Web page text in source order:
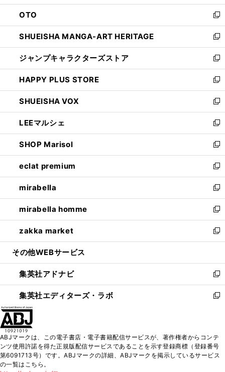
ウ
で
開
く
ン
ド
ウ
で
開
く
OTO
新
し
い
ウ
ィ
ン
ド
ウ
で
開
く
SHUEISHA MANGA-ART HERITAGE
新
し
い
ウ
ィ
ン
ド
ウ
で
開
く
ジャンプキャラクターズストア
新
し
い
ウ
ィ
ン
ド
ウ
で
開
く
HAPPY PLUS STORE
新
し
い
ウ
ィ
ン
ド
ウ
で
開
く
SHUEISHA VOX
新
し
い
ウ
ィ
ン
ド
ウ
で
開
く
LEEマルシェ
新
し
い
ウ
ィ
ン
ド
ウ
で
開
く
SHOP Marisol
新
し
い
ウ
ィ
ン
ド
ウ
で
開
eclat premium
新
し
い
ウ
ィ
ン
ド
ウ
開
く
mirabella
新
し
い
ウ
ィ
ン
ウ
で
開
く
mirabella homme
新
し
い
ウ
ン
ド
ウ
で
zakka market
新
し
ウ
ィ
ン
ド
く
その他WEBサービス
集英社アドナビ
新
し
い
ド
ウ
で
集英社エディターズ・ラボ
新
ィ
ン
ド
ABJマークは、この電子書店・電子書籍配信サービスが、著作権者からコンテ
ンツ使用許諾を得た正規版配信サービスであることを示す登録商標（登録番号
第6091713号）です。ABJマークの詳細、ABJマークを掲示しているサービス
の一覧はこちら。